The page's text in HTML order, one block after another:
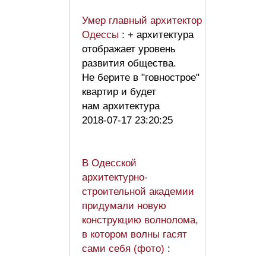
Умер главный архитектор
Одессы : + архитектура
отображает уровень
развития общества.
Не берите в "говнострое"
квартир и будет
нам архитектура
2018-07-17 23:20:25
В Одесской
архитектурно-
строительной академии
придумали новую
конструкцию волнолома,
в котором волны гасят
сами себя (фото) :